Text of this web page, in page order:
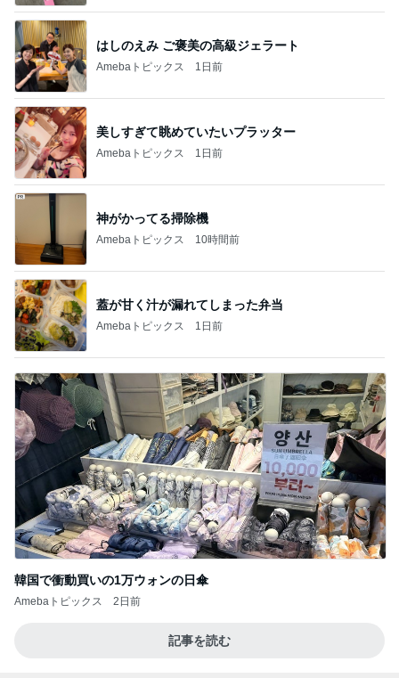
はしのえみ ご褒美の高級ジェラート
Amebaトピックス 1日前
美しすぎて眺めていたいプラッター
Amebaトピックス 1日前
神がかってる掃除機
Amebaトピックス 10時間前
蓋が甘く汁が漏れてしまった弁当
Amebaトピックス 1日前
韓国で衝動買いの1万ウォンの日傘
Amebaトピックス 2日前
記事を読む